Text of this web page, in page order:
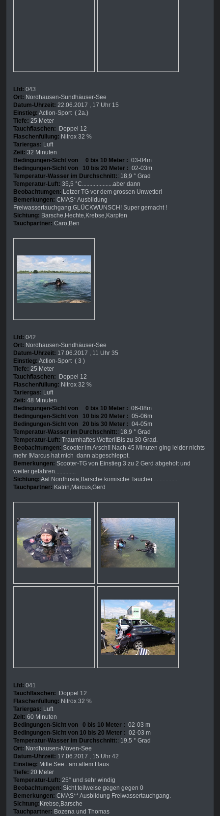
Lfd: 043
Ort: Nordhausen-Sundhäuser-See
Datum-Uhrzeit: 22.06.2017 , 17 Uhr 15
Einstieg: Action-Sport ( 2a.)
Tiefe: 25 Meter
Tauchflaschen: Doppel 12
Flaschenfüllung: Nitrox 32 %
Tariergas: Luft
Zeit: 32 Minuten
Bedingungen-Sicht von 0 bis 10 Meter : 03-04m
Bedingungen-Sicht von 10 bis 20 Meter : 02-03m
Temperatur-Wasser im Durchschnitt:: 18,9 ° Grad
Temperatur-Luft: 35,5 °C.....................aber dann
Beobachtumgen: Letzer TG vor dem grossen Unwetter!
Bemerkungen: CMAS* Ausbildung
Freiwassertauchgang.GLÜCKWUNSCH! Super gemacht !
Sichtung: Barsche,Hechte,Krebse,Karpfen
Tauchpartner: Caro,Ben
Lfd: 042
Ort: Nordhausen-Sundhäuser-See
Datum-Uhrzeit: 17.06.2017 , 11 Uhr 35
Einstieg: Action-Sport ( 3 )
Tiefe: 25 Meter
Tauchflaschen: Doppel 12
Flaschenfüllung: Nitrox 32 %
Tariergas: Luft
Zeit: 48 Minuten
Bedingungen-Sicht von 0 bis 10 Meter : 06-08m
Bedingungen-Sicht von 10 bis 20 Meter : 05-06m
Bedingungen-Sicht von 20 bis 30 Meter : 04-05m
Temperatur-Wasser im Durchschnitt:: 18,9 ° Grad
Temperatur-Luft: Traumhaftes Wetter!!Bis zu 30 Grad.
Beobachtumgen: Scooter im Arsch!! Nach 45 Minuten ging leider nichts
mehr !Marcus hat mich dann abgeschleppt.
Bemerkungen: Scooter-TG von Einstieg 3 zu 2 Gerd abgeholt und
weiter gefahren..............
Sichtung: Aal.Nordhusia,Barsche komische Taucher.................
Tauchpartner: Katrin,Marcus,Gerd
Lfd: 041
Tauchflaschen: Doppel 12
Flaschenfüllung: Nitrox 32 %
Tariergas: Luft
Zeit: 60 Minuten
Bedingungen-Sicht von 0 bis 10 Meter : 02-03 m
Bedingungen-Sicht von 10 bis 20 Meter : 02-03 m
Temperatur-Wasser im Durchschnitt:: 19,5 ° Grad
Ort: Nordhausen-Möven-See
Datum-Uhrzeit: 17.06.2017 , 15 Uhr 42
Einstieg: Mitte See.. am altem Haus
Tiefe: 20 Meter
Temperatur-Luft: 25° und sehr windig
Beobachtumgen: Sicht teilweise gegen gegen 0
Bemerkungen: CMAS** Ausbildung Freiwassertauchgang.
Sichtung: Krebse,Barsche
Tauchpartner: Bozena und Thomas